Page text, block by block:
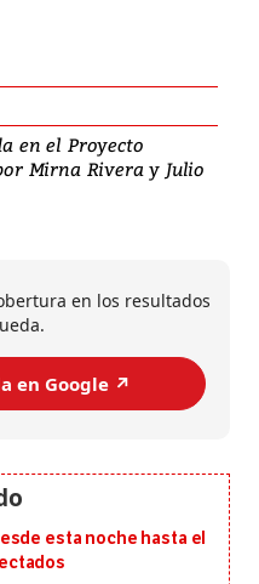
en el Proyecto
Mirna Rivera y Julio
en los resultados
en Google ↗️
esta noche hasta el